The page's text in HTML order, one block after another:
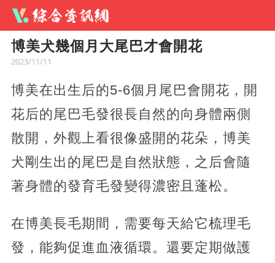
博美犬幾個月大尾巴才會開花
2023/11/11
博美在出生后的5-6個月尾巴會開花，開
花后的尾巴毛發很長自然的向身體兩側
散開，外觀上看很像盛開的花朵，博美
犬剛生出的尾巴是自然狀態，之后會隨
著身體的發育毛發變得濃密且蓬松。
在博美長毛期間，需要每天給它梳理毛
發，能夠促進血液循環。還要定期做護